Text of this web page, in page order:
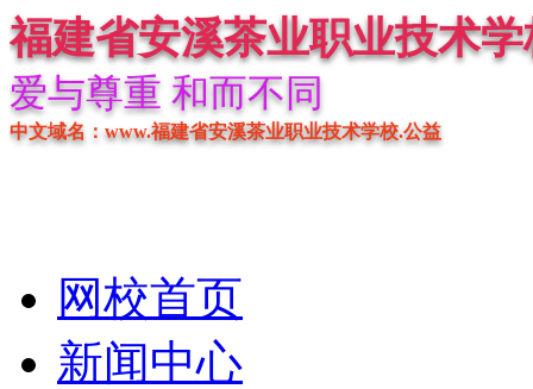
福建省安溪茶业职业技术学
爱与尊重 和而不同
中文域名：www.福建省安溪茶业职业技术学校.公益
网校首页
新闻中心